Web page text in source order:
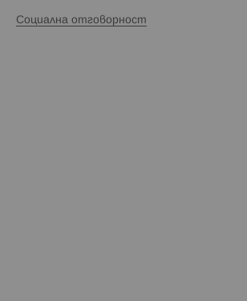
Социална отговорност